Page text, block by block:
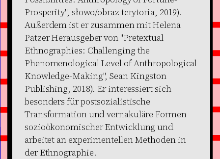
Prosperity", słowo/obraz terytoria, 2019).
Außerdem ist er zusammen mit Helena
Patzer Herausgeber von "Pretextual
Ethnographies: Challenging the
Phenomenological Level of Anthropological
Knowledge-Making", Sean Kingston
Publishing, 2018). Er interessiert sich
besonders für postsozialistische
Transformation und vernakuläre Formen
sozioökonomischer Entwicklung und
arbeitet an experimentellen Methoden in
der Ethnographie.